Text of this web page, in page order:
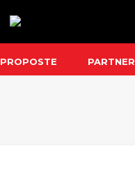
PROPOSTE PARTNER